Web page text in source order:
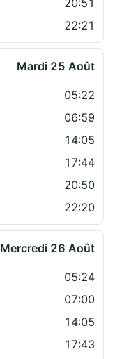
20:51
22:21
Mardi 25 Août
05:22
06:59
14:05
17:44
20:50
22:20
Mercredi 26 Août
05:24
07:00
14:05
17:43